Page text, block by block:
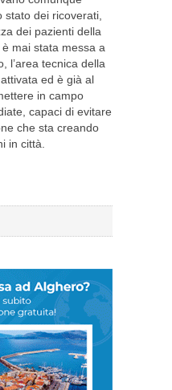
dei ricoverati,
dei pazienti della
mai stata messa a
l’area tecnica della
ed è già al
in campo
capaci di evitare
che sta creando
in città.